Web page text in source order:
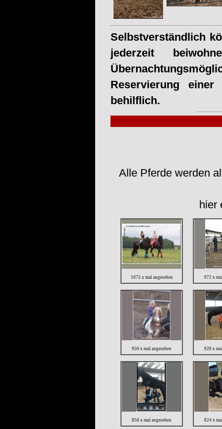
Selbstverständlich
jederzeit
Reservierung
behilflich.
Alle Pferde werden
hier
1075 x mal angesehen 972 x
950 x mal angesehen 920 x
856 x mal angesehen 824 x